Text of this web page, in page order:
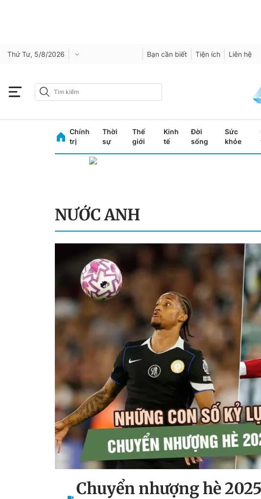
Thứ Tư, 5/8/2026 Bạn cần biết Tiện ích Liên hệ
Chính
trị
Thời
sự
Thế
giới
Kinh
tế
Đời
sống
Sức
khỏe
NƯỚC ANH
Chuyển nhượng hè